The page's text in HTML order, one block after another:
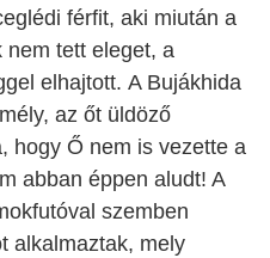
férfit, aki miután a
nem tett eleget, a
elhajtott. A Bujákhida
az őt üldöző
hogy Ő nem is vezette a
abban éppen aludt! A
szemben
alkalmaztak, mely